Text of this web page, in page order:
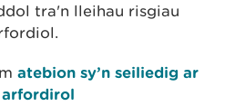
tra'n lleihau risgiau
atebion sy’n seiliedig ar